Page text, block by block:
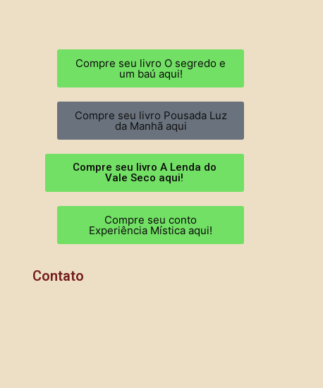
Compre seu livro O segredo e
um baú aqui!
Compre seu livro Pousada Luz
da Manhã aqui
Compre seu livro A Lenda do
Vale Seco aqui!
Compre seu conto
Experiência Mística aqui!
Contato